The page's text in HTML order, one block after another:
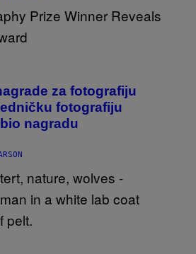
za fotografiju
fotografiju
nagradu